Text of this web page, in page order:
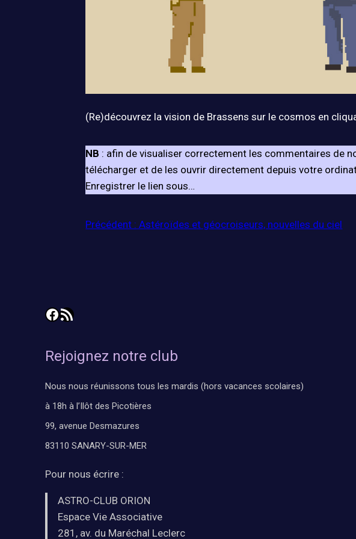
(Re)découvrez la vision de Brassens sur le cosmos en
NB : afin de visualiser correctement les commentaires de
télécharger et de les ouvrir directement depuis votre
Enregistrer le lien sous…
Précédent : Astéroïdes et géocroiseurs, nouvelles du ciel
Facebook
Flux RSS
Rejoignez notre club
Nous nous réunissons tous les mardis (hors vacances scolaires)
à 18h à l’Ilôt des Picotières
99, avenue Desmazures
83110 SANARY-SUR-MER
Pour nous écrire :
ASTRO-CLUB ORION
Espace Vie Associative
281, av. du Maréchal Leclerc